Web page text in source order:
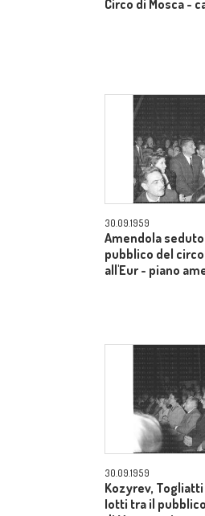
Circo di Mosca -
30.09.1959
Amendola
pubblico del
all'Eur - piano
30.09.1959
Kozyrev, Togliatti
Iotti tra il